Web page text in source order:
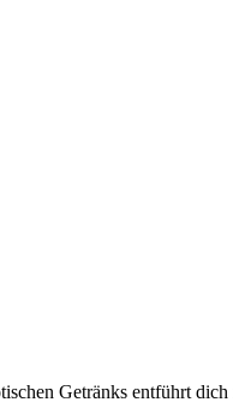
Getränks entführt